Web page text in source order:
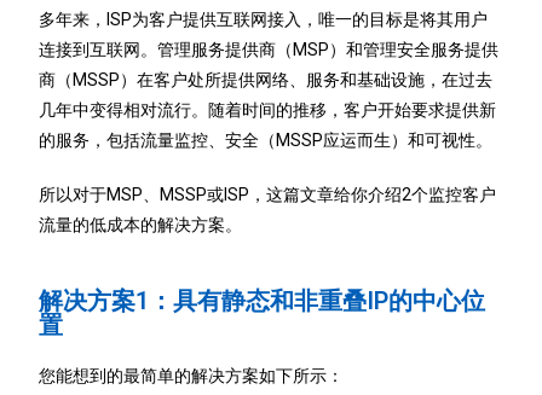
多年来，ISP为客户提供互联网接入，唯一的目标是将其用户
连接到互联网。管理服务提供商（MSP）和管理安全服务提供
商（MSSP）在客户处所提供网络、服务和基础设施，在过去
几年中变得相对流行。随着时间的推移，客户开始要求提供新
的服务，包括流量监控、安全（MSSP应运而生）和可视性。
所以对于MSP、MSSP或ISP，这篇文章给你介绍2个监控客户
流量的低成本的解决方案。
解决方案1：具有静态和非重叠IP的中心位
置
您能想到的最简单的解决方案如下所示：